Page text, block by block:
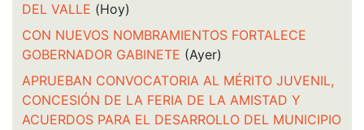
DEL VALLE (Hoy)
CON NUEVOS NOMBRAMIENTOS FORTALECE
GOBERNADOR GABINETE (Ayer)
APRUEBAN CONVOCATORIA AL MÉRITO JUVENIL,
CONCESIÓN DE LA FERIA DE LA AMISTAD Y
ACUERDOS PARA EL DESARROLLO DEL MUNICIPIO